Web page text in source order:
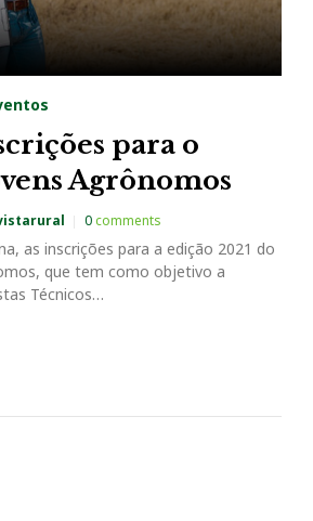
para o
Agrônomos
0comments
as inscrições para a edição 2021 do
que tem como objetivo a
Técnicos…